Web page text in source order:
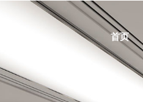
首页